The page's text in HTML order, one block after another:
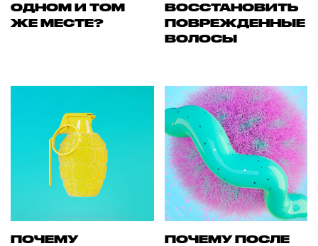
ОДНОМ И ТОМ
ЖЕ МЕСТЕ?
ВОССТАНОВИТЬ
ПОВРЕЖДЕННЫЕ
ВОЛОСЫ
ПОЧЕМУ
ПОЧЕМУ ПОСЛЕ